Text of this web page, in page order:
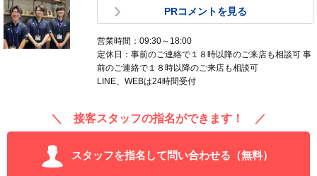
PRコメントを見る
営業時間：09:30～18:00
定休日：事前のご連絡で１８時以降のご来店も相談可 事
前のご連絡で１８時以降のご来店も相談可
LINE、WEBは24時間受付
＼ 接客スタッフの指名ができます！ ／
スタッフを指名して問い合わせる（無料）